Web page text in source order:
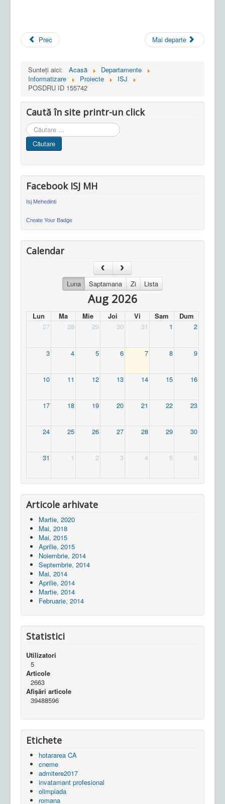
Prec Mai departe
Sunteți aici: Acasă
Departamente
Informatizare
Proiecte
ISJ
POSDRU ID 155742
Caută în site printr-un click
Cauta
in
site
Căutare
Facebook ISJ MH
Isj Mehedinti
Create Your Badge
Calendar
Luna Saptamana Zi Lista
Aug 2026
Lun Ma Mie Joi Vi Sam
Dum
27
28 29 30 31 1 2
3 4 5 6 7 8 9
10 11 12 13 14 15 16
17 18 19 20 21 22 23
24 25 26 27 28 29 30
31 1 2 3 4 5 6
Articole arhivate
Martie, 2020
Mai, 2018
Mai, 2015
Aprilie, 2015
Noiembrie, 2014
Septembrie, 2014
Mai, 2014
Aprilie, 2014
Martie, 2014
Februarie, 2014
Statistici
Utilizatori
5
Articole
2663
Afișări articole
39488596
Etichete
hotararea CA
cneme
admitere2017
invatamant profesional
olimpiada
romana